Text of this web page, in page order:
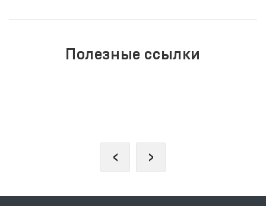
Полезные ссылки
‹ ›